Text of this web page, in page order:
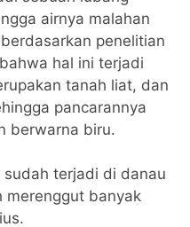
airnya malahan
penelitian
hal ini terjadi
tanah liat, dan
pancarannya
berwarna biru.
terjadi di danau
merenggut banyak